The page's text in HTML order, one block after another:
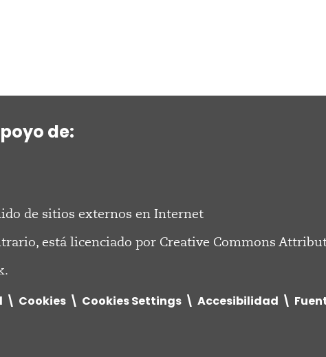
de:
de sitios externos en Internet
está licenciado por Creative Commons
Cookies Cookies Settings Accesibilidad